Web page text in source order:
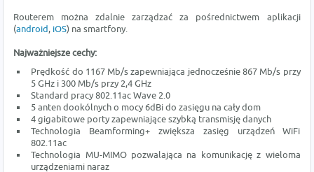
Routerem można zdalnie zarządzać za pośrednictwem aplikacji
(android, iOS) na smartfony.
Najważniejsze cechy:
Prędkość do 1167 Mb/s zapewniająca jednocześnie 867 Mb/s przy
5 GHz i 300 Mb/s przy 2,4 GHz
Standard pracy 802.11ac Wave 2.0
5 anten dookólnych o mocy 6dBi do zasięgu na cały dom
4 gigabitowe porty zapewniające szybką transmisję danych
Technologia Beamforming+ zwiększa zasięg urządzeń WiFi
802.11ac
Technologia MU-MIMO pozwalająca na komunikację z wieloma
urządzeniami naraz